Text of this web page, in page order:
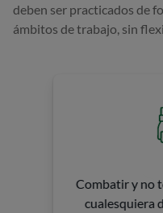
deben ser practicados de
ámbitos de trabajo, sin
Combatir y no
cualesquiera